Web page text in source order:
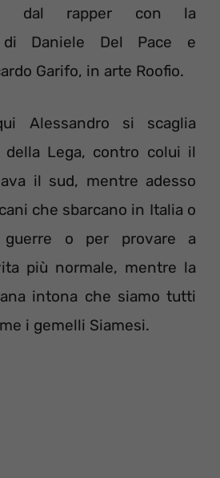
dal rapper con la
di Daniele Del Pace e
Garifo, in arte Roofio.
Alessandro si scaglia
Lega, contro colui il
il sud, mentre adesso
che sbarcano in Italia o
o per provare a
più normale, mentre la
intona che siamo tutti
i gemelli Siamesi.